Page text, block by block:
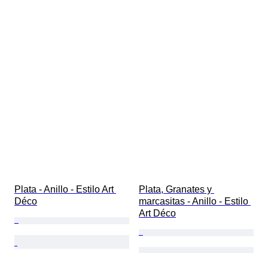
Plata - Anillo - Estilo Art
Déco
Plata, Granates y
marcasitas - Anillo - Estilo
Art Déco